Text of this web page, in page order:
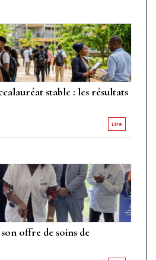
stable : les résultats
Lire
offre de soins de